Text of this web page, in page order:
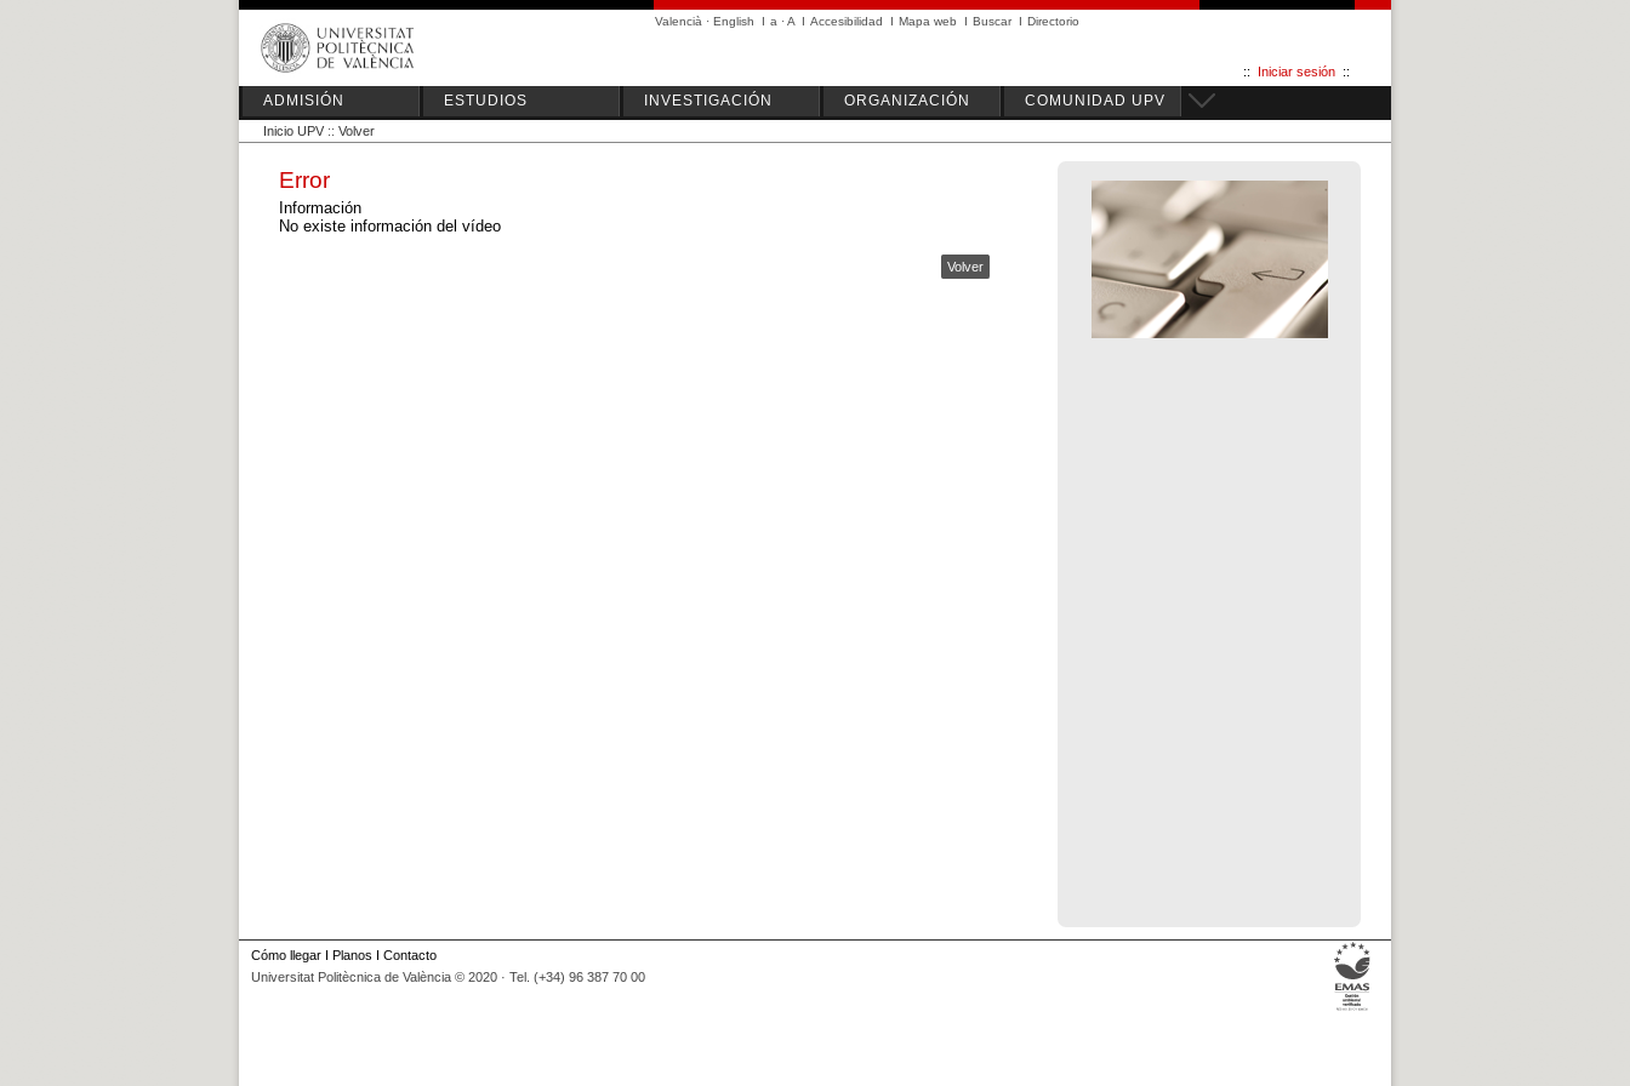
Valencià · English I a ·A I Accesibilidad I Mapa web I Buscar I Directorio
:: Iniciar sesión ::
ADMISIÓN ESTUDIOS INVESTIGACIÓN ORGANIZACIÓN COMUNIDAD UPV
Inicio UPV :: Volver
Error
Información
No existe información del vídeo
Volver
Cómo llegar I Planos I Contacto
Universitat Politècnica de València © 2020 · Tel. (+34) 96 387 70 00